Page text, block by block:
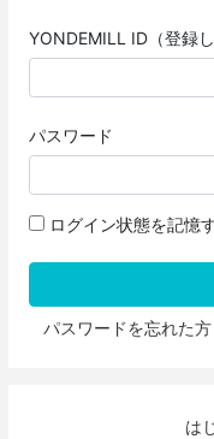
YONDEMILL ID（登録
パスワード
ログイン状態を記憶
パスワードを忘れた方
は